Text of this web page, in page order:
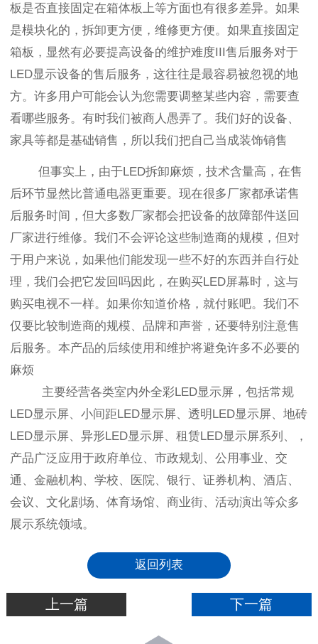
板是否直接固定在箱体板上等方面也有很多差异。如果
是模块化的，拆卸更方便，维修更方便。如果直接固定
箱板，显然有必要提高设备的维护难度III售后服务对于
LED显示设备的售后服务，这往往是最容易被忽视的地
方。许多用户可能会认为您需要调整某些内容，需要查
看哪些服务。有时我们被商人愚弄了。我们好的设备、
家具等都是基础销售，所以我们把自己当成装饰销售
但事实上，由于LED拆卸麻烦，技术含量高，在售
后环节显然比普通电器更重要。现在很多厂家都承诺售
后服务时间，但大多数厂家都会把设备的故障部件送回
厂家进行维修。我们不会评论这些制造商的规模，但对
于用户来说，如果他们能发现一些不好的东西并自行处
理，我们会把它发回吗因此，在购买LED屏幕时，这与
购买电视不一样。如果你知道价格，就付账吧。我们不
仅要比较制造商的规模、品牌和声誉，还要特别注意售
后服务。本产品的后续使用和维护将避免许多不必要的
麻烦
主要经营各类室内外全彩LED显示屏，包括常规
LED显示屏、小间距LED显示屏、透明LED显示屏、地砖
LED显示屏、异形LED显示屏、租赁LED显示屏系列、，
产品广泛应用于政府单位、市政规划、公用事业、交
通、金融机构、学校、医院、银行、证券机构、酒店、
会议、文化剧场、体育场馆、商业街、活动演出等众多
展示系统领域。
返回列表
上一篇 下一篇